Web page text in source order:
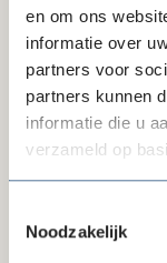
en om ons
informatie over
partners voor
partners kunnen
informatie die u
verzameld op
Noodzakelijk
vereniging. Daar
Ik zou het
vinden en
document hopelijk
Bureau